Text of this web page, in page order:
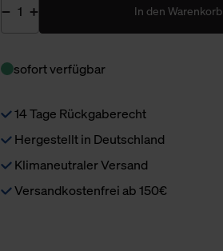
In den Warenkorb
sofort verfügbar
14 Tage Rückgaberecht
Hergestellt in Deutschland
Klimaneutraler Versand
Versandkostenfrei ab 150€